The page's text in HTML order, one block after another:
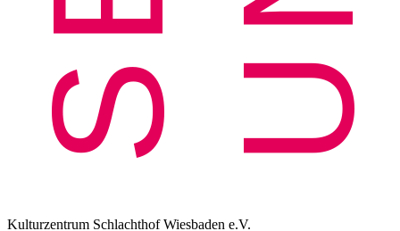
Kulturzentrum Schlachthof Wiesbaden e.V.